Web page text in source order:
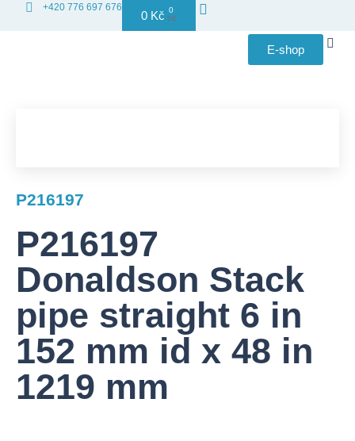
+420 776 697 676
0 Kč 0
E-shop
P216197
P216197
Donaldson Stack
pipe straight 6 in
152 mm id x 48 in
1219 mm